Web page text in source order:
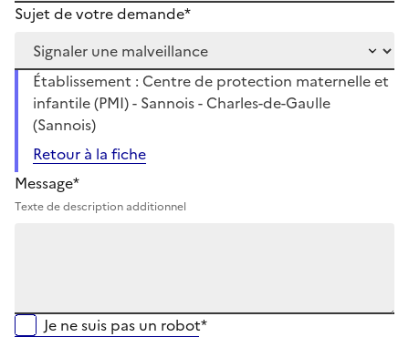
Sujet de votre demande*
Établissement : Centre de protection maternelle et
infantile (PMI) - Sannois - Charles-de-Gaulle
(Sannois)
Retour à la fiche
Message*
Texte de description additionnel
Je ne suis pas un robot*